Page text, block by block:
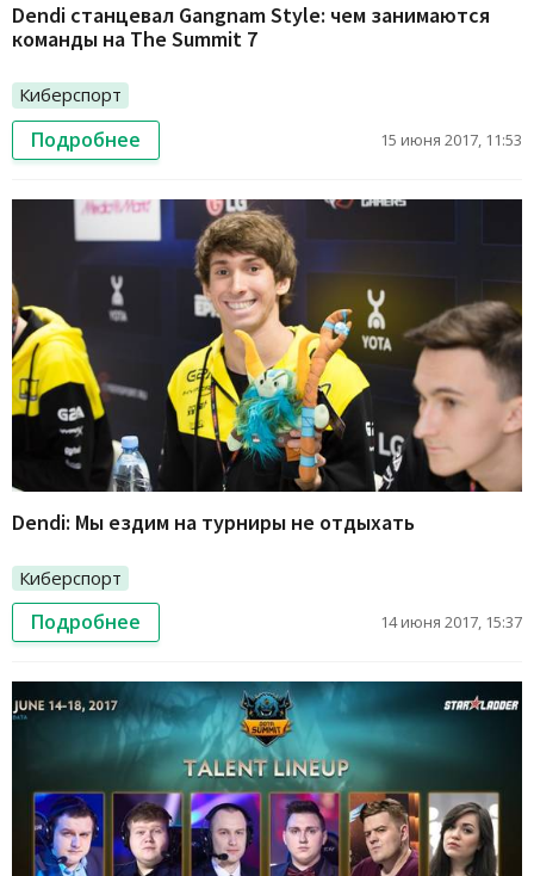
Dendi станцевал Gangnam Style: чем занимаются
команды на The Summit 7
Киберспорт
Подробнее 15 июня 2017, 11:53
Dendi: Мы ездим на турниры не отдыхать
Киберспорт
Подробнее 14 июня 2017, 15:37